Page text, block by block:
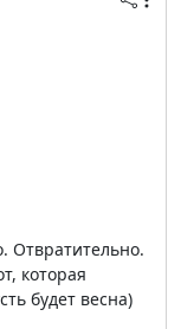
Отвратительно.
которая
будет весна)